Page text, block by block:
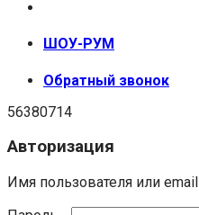
ШОУ-РУМ
Обратный звонок
56380714
Авторизация
Имя пользователя или email